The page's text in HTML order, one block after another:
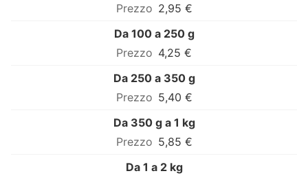
2,95 €
Da 100 a 250 g
4,25 €
Da 250 a 350 g
5,40 €
Da 350 g a 1 kg
5,85 €
Da 1 a 2 kg